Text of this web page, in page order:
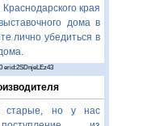
края
дома в
лично убедиться в
но у нас